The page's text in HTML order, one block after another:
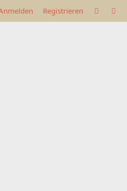
Registrieren